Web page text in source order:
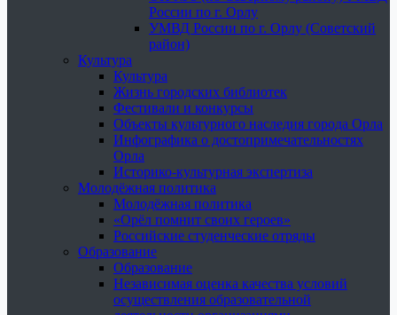
России по г. Орлу
УМВД России по г. Орлу (Советский
район)
Культура
Культура
Жизнь городских библиотек
Фестивали и конкурсы
Объекты культурного наследия города Орла
Инфографика о достопримечательностях
Орла
Историко-культурная экспертиза
Молодёжная политика
Молодёжная политика
«Орёл помнит своих героев»
Российские студенческие отряды
Образование
Образование
Независимая оценка качества условий
осуществления образовательной